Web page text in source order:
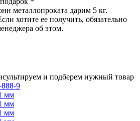
металлопроката дарим 5 кг.
хотите ее получить, обязательно
об этом.
и подберем нужный товар
9